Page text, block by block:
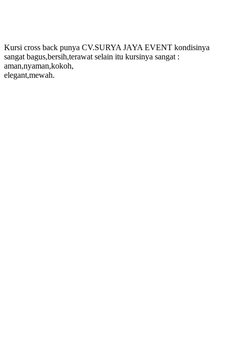
Kursi cross back punya CV.SURYA JAYA EVENT kondisinya
sangat bagus,bersih,terawat selain itu kursinya sangat :
aman,nyaman,kokoh,
elegant,mewah.